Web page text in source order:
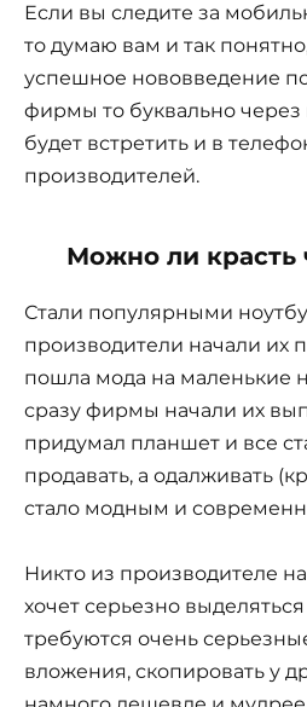
Если вы следите за
то думаю вам и так
успешное нововведение
фирмы то буквально
будет встретить и в
производителей.
Можно ли красть
Стали популярными
производители начали их
пошла мода на маленькие
сразу фирмы начали их
придумал планшет и все
продавать, а одалживать
стало модным и
Никто из производителе
хочет серьезно
требуются очень
вложения, скопировать у